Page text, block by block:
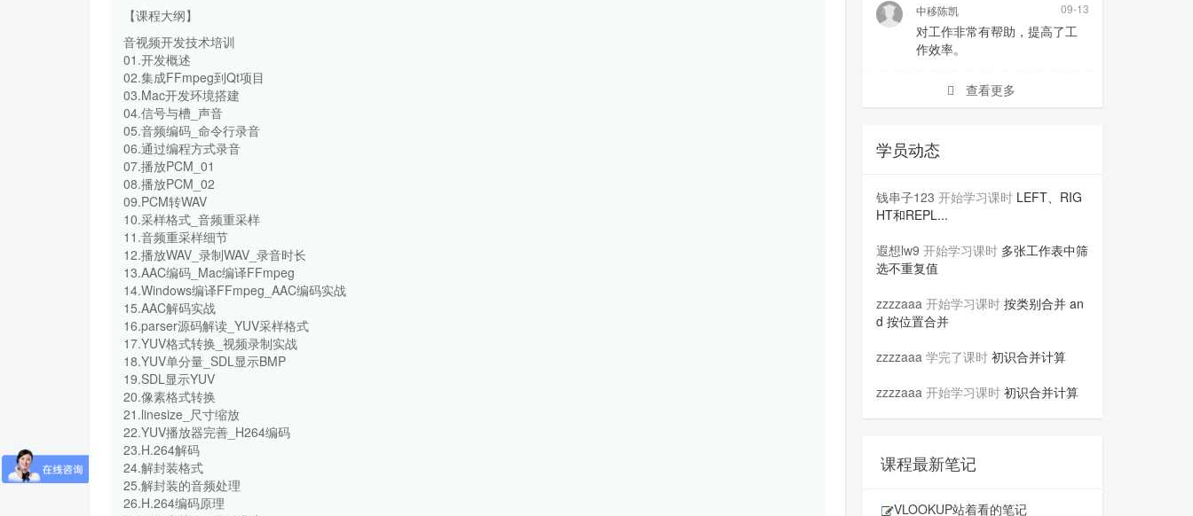
【课程大纲】
音视频开发技术培训
01.开发概述
02.集成FFmpeg到Qt项目
03.Mac开发环境搭建
04.信号与槽_声音
05.音频编码_命令行录音
06.通过编程方式录音
07.播放PCM_01
08.播放PCM_02
09.PCM转WAV
10.采样格式_音频重采样
11.音频重采样细节
12.播放WAV_录制WAV_录音时长
13.AAC编码_Mac编译FFmpeg
14.Windows编译FFmpeg_AAC编码实战
15.AAC解码实战
16.parser源码解读_YUV采样格式
17.YUV格式转换_视频录制实战
18.YUV单分量_SDL显示BMP
19.SDL显示YUV
20.像素格式转换
21.linesize_尺寸缩放
22.YUV播放器完善_H264编码
23.H.264解码
24.解封装格式
25.解封装的音频处理
26.H.264编码原理
中移陈凯 09-13
对工作非常有帮助，提高了工
作效率。
查看更多
学员动态
钱串子123 开始学习课时 LEFT、RIG
HT和REPL...
遐想lw9 开始学习课时 多张工作表中筛
选不重复值
zzzzaaa 开始学习课时 按类别合并 an
d 按位置合并
zzzzaaa 学完了课时 初识合并计算
zzzzaaa 开始学习课时 初识合并计算
课程最新笔记
VLOOKUP站着看的笔记